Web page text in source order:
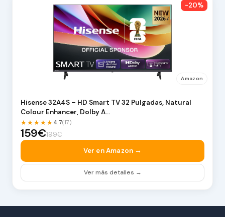
-20%
Amazon
Hisense 32A4S – HD Smart TV 32 Pulgadas, Natural
Colour Enhancer, Dolby A…
★★★★★ 4.7(17)
159€199€
Ver en Amazon →
Ver más detalles →